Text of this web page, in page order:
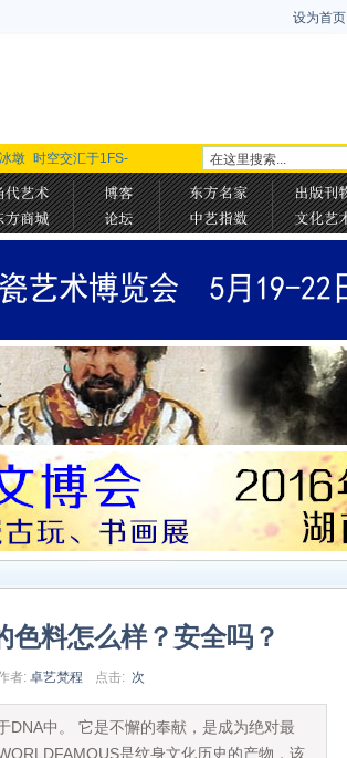
设为首页
墩 时空交汇于1FS-
料怎么样？安全吗？
者: 卓艺梵程 点击: 次
DNA中。 它是不懈的奉献，是成为绝对最
是纹身文化历史的产物，该